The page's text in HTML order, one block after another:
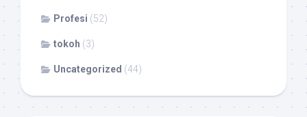
Profesi (52)
tokoh (3)
Uncategorized (44)